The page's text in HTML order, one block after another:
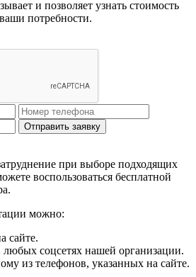
и позволяет узнать стоимость
потребности.
Отправить заявку
при выборе подходящих
воспользоваться бесплатной
можно:
сайте.
любых соцсетях нашей организации.
из телефонов, указанных на сайте.